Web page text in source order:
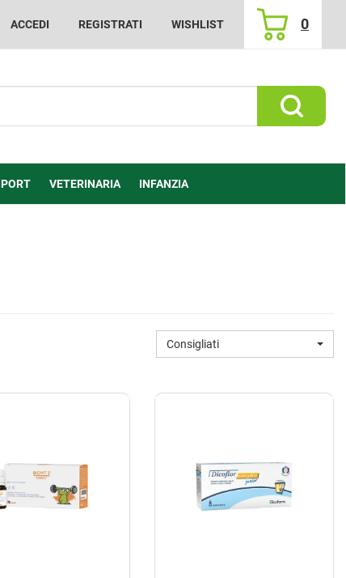
ACCEDI REGISTRATI WISHLIST 0
ARTICOLI
INSERITI
Cerca
VETERINARIA INFANZIA
Consigliati